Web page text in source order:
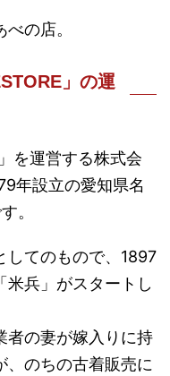
の店。
」の運
を運営する株式会
年設立の愛知県名
。
してのもので、1897
兵」がスタートし
者の妻が嫁入りに持
、のちの古着販売に